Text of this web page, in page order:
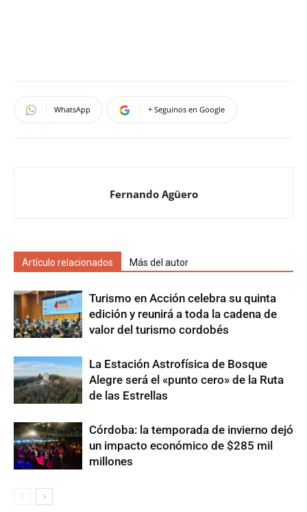
WhatsApp + Seguinos en Google
Fernando Agüero
Artículo relacionados Más del autor
Turismo en Acción celebra su quinta
edición y reunirá a toda la cadena de
valor del turismo cordobés
La Estación Astrofísica de Bosque
Alegre será el «punto cero» de la Ruta
de las Estrellas
Córdoba: la temporada de invierno dejó
un impacto económico de $285 mil
millones